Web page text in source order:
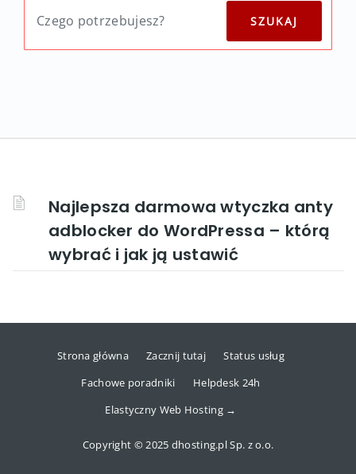
Najlepsza darmowa wtyczka anty
adblocker do WordPressa – którą
wybrać i jak ją ustawić
Strona główna Zacznij tutaj
Status usług
Fachowe poradniki
Helpdesk 24h
Elastyczny Web Hosting →
Copyright © 2025 dhosting.pl Sp. z o.o.